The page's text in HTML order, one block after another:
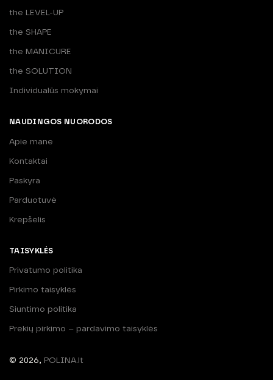
the LEVEL-UP
the SHAPE
the MANICURE
the SOLUTION
Individualūs mokymai
NAUDINGOS NUORODOS
Apie mane
Kontaktai
Paskyra
Parduotuvė
Krepšelis
TAISYKLĖS
Privatumo politika
Pirkimo taisyklės
Siuntimo politika
Prekių pirkimo – pardavimo taisyklės
© 2026, POLINA.lt